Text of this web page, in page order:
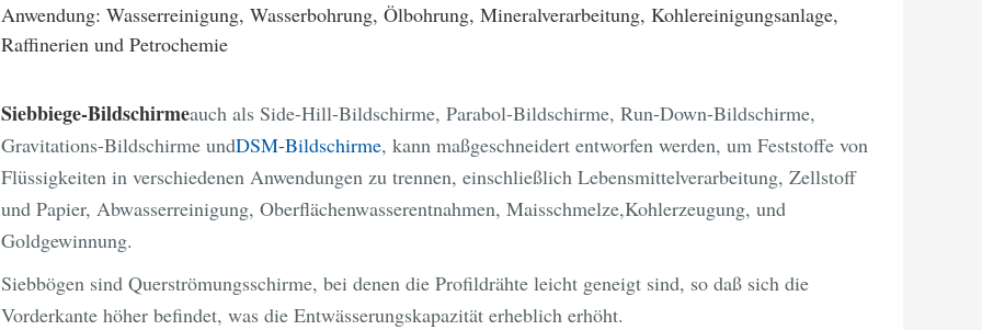
Anwendung: Wasserreinigung, Wasserbohrung, Ölbohrung, Mineralverarbeitung, Kohlereinigungsanlage,
Raffinerien und Petrochemie
Siebbiege-Bildschirmeauch als Side-Hill-Bildschirme, Parabol-Bildschirme, Run-Down-Bildschirme,
Gravitations-Bildschirme undDSM-Bildschirme, kann maßgeschneidert entworfen werden, um Feststoffe von
Flüssigkeiten in verschiedenen Anwendungen zu trennen, einschließlich Lebensmittelverarbeitung, Zellstoff
und Papier, Abwasserreinigung, Oberflächenwasserentnahmen, Maisschmelze,Kohlerzeugung, und
Goldgewinnung.
Siebbögen sind Querströmungsschirme, bei denen die Profildrähte leicht geneigt sind, so daß sich die
Vorderkante höher befindet, was die Entwässerungskapazität erheblich erhöht.